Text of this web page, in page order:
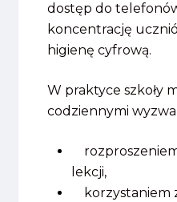
dostęp do
koncentrację
higienę cyfrową.
W praktyce szkoły
codziennymi
lekcji,
korzystaniem